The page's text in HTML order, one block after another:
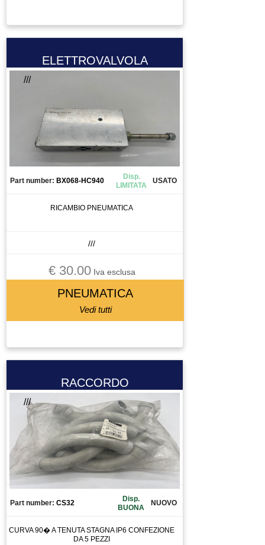
TAVOLA GIREVOLE
TAVOLA ROTANTE
TELECOMANDO
TERMOREGOLATORE
TESTA PER FRESA
TOOL CHANGE
TORCIA
TRAINAFILO
UTENSILE
VITE A RICIRCOLO DI SFERE
ZIONAMENTO
ELETTROVALVOLA
///
Part number: BX068-HC940
Disp.
LIMITATA
USATO
RICAMBIO PNEUMATICA
///
€ 30.00Iva esclusa
PNEUMATICA
Vedi tutti
RACCORDO
///
Part number: CS32
Disp.
BUONA
NUOVO
CURVA 90� A TENUTA STAGNA IP6 CONFEZIONE
DA 5 PEZZI